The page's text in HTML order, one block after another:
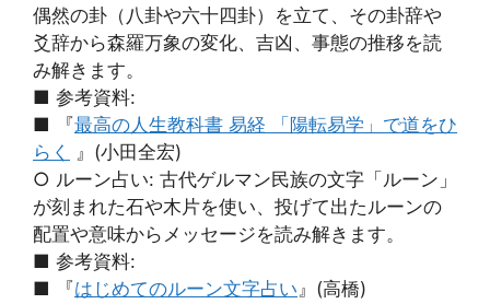
偶然の卦（八卦や六十四卦）を立て、その卦辞や
爻辞から森羅万象の変化、吉凶、事態の推移を読
み解きます。
■ 参考資料:
■ 『最高の人生教科書 易経 「陽転易学」で道をひ
らく
』(小田全宏)
○ ルーン占い: 古代ゲルマン民族の文字「ルーン」
が刻まれた石や木片を使い、投げて出たルーンの
配置や意味からメッセージを読み解きます。
■ 参考資料:
■ 『はじめてのルーン文字占い』(高橋)